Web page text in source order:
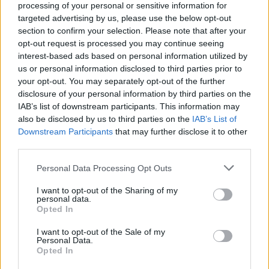
processing of your personal or sensitive information for
targeted advertising by us, please use the below opt-out
section to confirm your selection. Please note that after your
opt-out request is processed you may continue seeing
interest-based ads based on personal information utilized by
us or personal information disclosed to third parties prior to
your opt-out. You may separately opt-out of the further
disclosure of your personal information by third parties on the
IAB’s list of downstream participants. This information may
also be disclosed by us to third parties on the IAB’s List of
Downstream Participants that may further disclose it to other
Please note that this website/app uses one or more Google
not limited to your visit or usage behaviour. You may click to
grant or deny consent to Google and its third-party tags to
use your data for below specified purposes in below Google
consent section.
Personal Data Processing Opt Outs
I want to opt-out of the Sharing of my
personal data.
Opted In
I want to opt-out of the Sale of my
Personal Data.
Opted In
Καιρός: Στην κεντρική Μακεδονία αυξημένες
νεφώσεις με τοπικές βροχές και μεμονωμένες
καταιγίδες τις πρώτες ώρες και γρήγορη
βελτίωση. Στις υπόλοιπες περιοχές σχεδόν
αίθριος καιρός. Τις μεσημβρινές – απογευματινές
ώρες στα ηπειρωτικά θα αναπτυχθούν νεφώσεις
και θα σημειωθούν τοπικές βροχές ή όμβροι και
Άνεμοι: Μεταβλητοί 2 με 4 και στα ανατολικά
πρόσκαιρα από ανατολικές διευθύνσεις έως 5
μποφόρ.
Κελσίου. Στη δυτική Μακεδονία 2 με 3 βαθμούς
χαμηλότερη.